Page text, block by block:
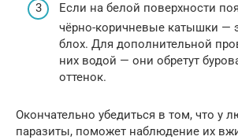
Если на белой поверхности
чёрно-коричневые катышки —
блох. Для дополнительной
них водой — они обретут
оттенок.
Окончательно убедиться в том, что у
паразиты, поможет наблюдение их